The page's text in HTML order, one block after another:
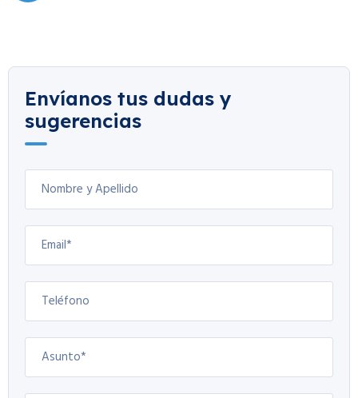
Envíanos tus dudas y
sugerencias